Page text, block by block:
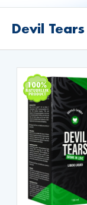
Devil Tears